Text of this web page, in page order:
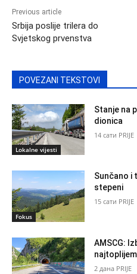
Previous article
Srbija poslije trilera do
Svjetskog prvenstva
POVEZANI TEKSTOVI
Lokalne vijesti
Stanje na
dionica
14 сати PRIJE
Fokus
Sunčano i
stepeni
15 сати PRIJE
AMSCG:
2 дана PRIJE